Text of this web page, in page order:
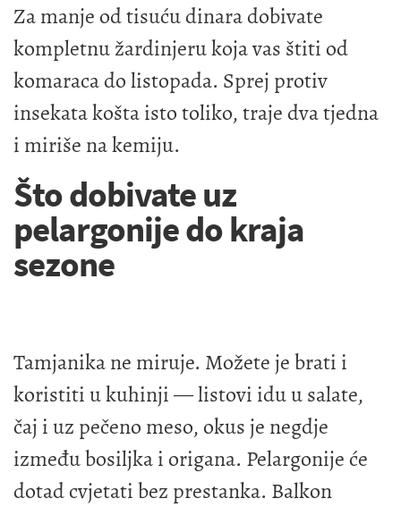
Za manje od tisuću dinara dobivate
kompletnu žardinjeru koja vas štiti od
komaraca do listopada. Sprej protiv
insekata košta isto toliko, traje dva tjedna
i miriše na kemiju.
Što dobivate uz
pelargonije do kraja
sezone
Tamjanika ne miruje. Možete je brati i
koristiti u kuhinji — listovi idu u salate,
čaj i uz pečeno meso, okus je negdje
između bosiljka i origana. Pelargonije će
dotad cvjetati bez prestanka. Balkon